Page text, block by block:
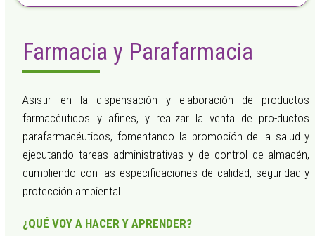
Farmacia y Parafarmacia
Asistir en la dispensación y elaboración de productos
farmacéuticos y afines, y realizar la venta de pro-ductos
parafarmacéuticos, fomentando la promoción de la salud y
ejecutando tareas administrativas y de control de almacén,
cumpliendo con las especificaciones de calidad, seguridad y
protección ambiental.
¿QUÉ VOY A HACER Y APRENDER?